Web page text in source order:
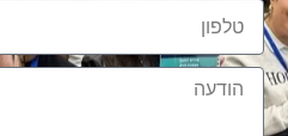
שיתופי פעולה בענף העיצוב
להצלחה, לנו בארכדיבי יש את
אלעד גרגיר - מייסד ומנכ"ל arcdb